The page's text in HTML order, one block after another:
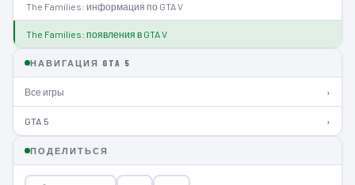
The Families: информация по GTA V
The Families: появления в GTA V
НАВИГАЦИЯ GTA 5
Все игры ›
GTA 5 ›
ПОДЕЛИТЬСЯ